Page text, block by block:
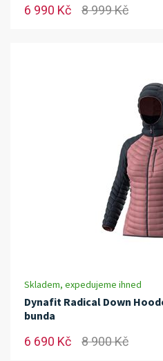
6 990 Kč 8 999 Kč
Skladem, expedujeme ihned
Dynafit Radical Down
bunda
6 690 Kč 8 900 Kč